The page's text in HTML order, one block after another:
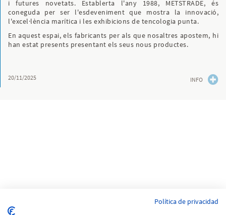
i futures novetats. Establerta l'any 1988, METSTRADE, és
coneguda per ser l'esdeveniment que mostra la innovació,
l'excel·lència marítica i les exhibicions de tencologia punta.
En aquest espai, els fabricants per als que nosaltres apostem, hi
han estat presents presentant els seus nous productes.
20/11/2025 INFO
Política de privacidad